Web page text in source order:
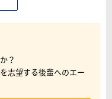
？
志望する後輩へのエー